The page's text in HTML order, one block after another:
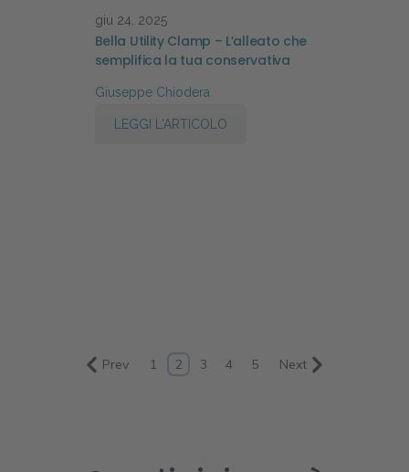
giu 24, 2025
Bella Utility Clamp – L’alleato che
semplifica la tua conservativa
Giuseppe Chiodera
LEGGI L'ARTICOLO
Prev 1 2 3 4 5 Next